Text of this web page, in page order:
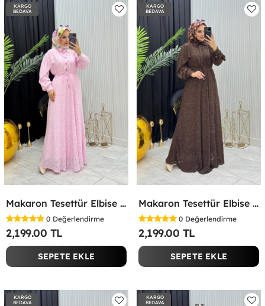
KARGO
BEDAVA
Makaron Tesettür Elbise Pembe Pembe
0 Değerlendirme
2,199.00 TL
SEPETE EKLE
KARGO
BEDAVA
Makaron Tesettür Elbise Kahverengi Kahverengi
0 Değerlendirme
2,199.00 TL
SEPETE EKLE
KARGO
BEDAVA
KARGO
BEDAVA